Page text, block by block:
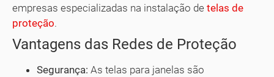
empresas especializadas na instalação de telas de
proteção.
Vantagens das Redes de Proteção
Segurança: As telas para janelas são